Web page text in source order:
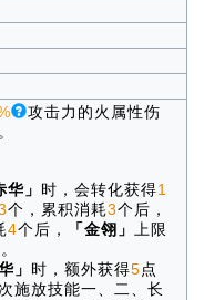
攻击力的火属性伤
华」 时，会转化获得1
个，累积消耗3个后，
4个后， 「金翎」
上限
」 时，额外获得5点
施放技能一、二、长